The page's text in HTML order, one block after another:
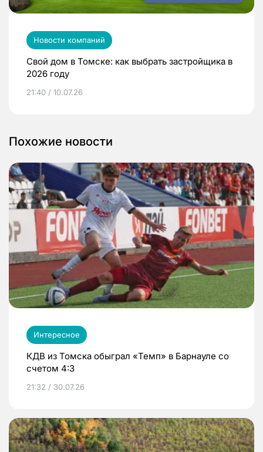
Новости компаний
Свой дом в Томске: как выбрать застройщика в
2026 году
21:40 / 10.07.26
Похожие новости
Интересное
КДВ из Томска обыграл «Темп» в Барнауле со
счетом 4:3
21:32 / 30.07.26